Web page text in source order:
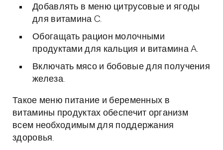
Добавлять в меню цитрусовые и ягоды
для витамина C.
Обогащать рацион молочными
продуктами для кальция и витамина A.
Включать мясо и бобовые для получения
железа.
Такое меню питание и беременных в
витамины продуктах обеспечит организм
всем необходимым для поддержания
здоровья.